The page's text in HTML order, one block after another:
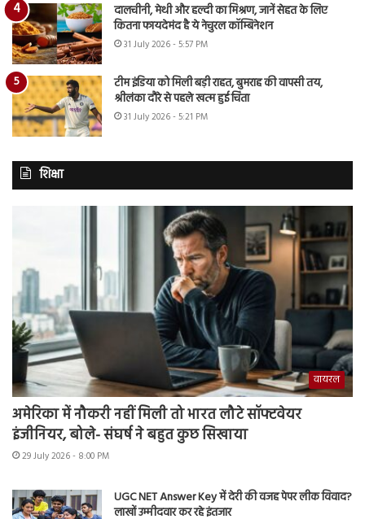
दालचीनी, मेथी और हल्दी का मिश्रण, जानें सेहत के लिए
कितना फायदेमंद है ये नेचुरल कॉम्बिनेशन
31 July 2026 - 5:57 PM
टीम इंडिया को मिली बड़ी राहत, बुमराह की वापसी तय,
श्रीलंका दौरे से पहले खत्म हुई चिंता
31 July 2026 - 5:21 PM
शिक्षा
वायरल
अमेरिका में नौकरी नहीं मिली तो भारत लौटे सॉफ्टवेयर
इंजीनियर, बोले- संघर्ष ने बहुत कुछ सिखाया
29 July 2026 - 8:00 PM
UGC NET Answer Key में देरी की वजह पेपर लीक विवाद?
लाखों उम्मीदवार कर रहे इंतजार